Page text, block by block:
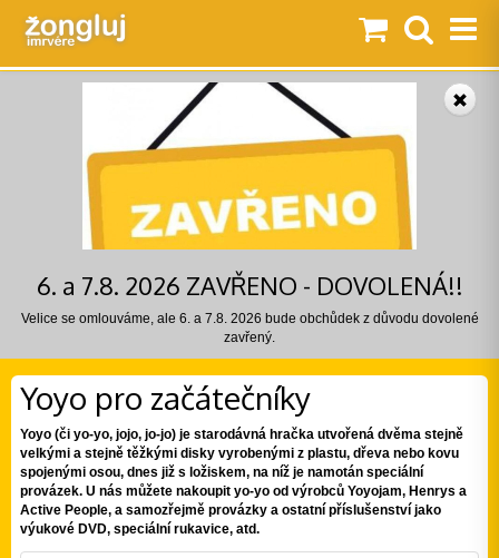
6. a 7.8. 2026 ZAVŘENO - DOVOLENÁ!!
Velice se omlouváme, ale 6. a 7.8. 2026 bude obchůdek z důvodu dovolené
zavřený.
Yoyo pro začátečníky
Yoyo (či yo-yo, jojo, jo-jo) je starodávná hračka utvořená dvěma stejně
velkými a stejně těžkými disky vyrobenými z plastu, dřeva nebo kovu
spojenými osou, dnes již s ložiskem, na níž je namotán speciální
provázek. U nás můžete nakoupit yo-yo od výrobců Yoyojam, Henrys a
Active People, a samozřejmě provázky a ostatní příslušenství jako
výukové DVD, speciální rukavice, atd.